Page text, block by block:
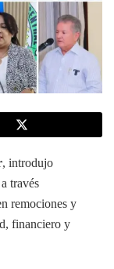
, introdujo
través
remociones y
financiero y